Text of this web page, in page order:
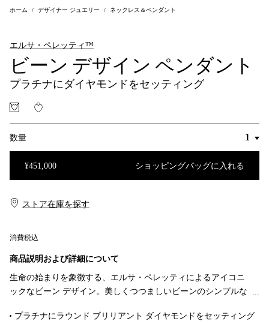
ホーム デザイナー ジュエリー ネックレス＆ペンダント
エルサ・ペレッティ™
ビーン デザイン ペンダント
プラチナにダイヤモンドをセッティング
数量
¥451,000 ショッピングバッグに入れる
消費税込
ストア在庫を探す​​
商品説明および詳細について
生命の始まりを象徴する、エルサ・ペレッティによるアイコニ
ックなビーン デザイン。美しくつつましいビーンのシンプルな
れました。触れずにはいられないオブジェを生み出すペレッテ
プラチナにラウンド ブリリアント ダイヤモンドをセッティング